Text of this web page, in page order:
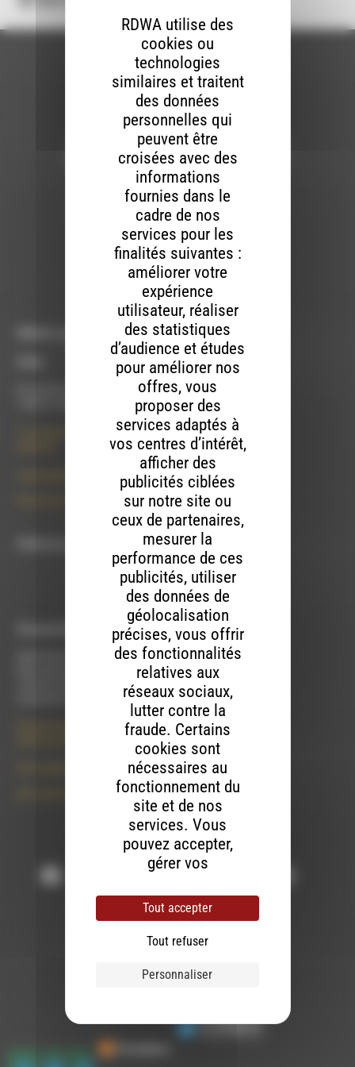
Newsletter :
Nous utilisons Brevo en tant que plateforme
marketing. En soumettant ce formulaire, vous
vous avez fournies soient transférées à
Brevo pour être traitées conformément
politique de confidentialité de Brevo.
S'INSCRIRE
RDWA vous accueille :
10h00 à 12h00 et 13h30 à 17h00
Mercredi de 14h00 à 18h30
Suivez-nous :
Contactez-nous
RDWA utilise des
cookies ou
technologies
similaires et traitent
des données
personnelles qui
peuvent être
croisées avec des
informations
fournies dans le
cadre de nos
services pour les
finalités suivantes :
améliorer votre
expérience
utilisateur, réaliser
des statistiques
d’audience et études
pour améliorer nos
offres, vous
proposer des
services adaptés à
vos centres d’intérêt,
afficher des
publicités ciblées
sur notre site ou
ceux de partenaires,
mesurer la
performance de ces
publicités, utiliser
des données de
géolocalisation
précises, vous offrir
des fonctionnalités
relatives aux
réseaux sociaux,
lutter contre la
fraude. Certains
cookies sont
nécessaires au
fonctionnement du
site et de nos
services. Vous
pouvez accepter,
gérer vos
finalité ou continuer
votre navigation
sans accepter.
Tout accepter
Tout refuser
Personnaliser